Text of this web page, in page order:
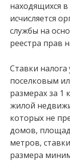
находящихся
исчисляется
службы на
реестра прав
Ставки налога
поселковым
размерах за 1
жилой
которых не
домов,
метров,
размера